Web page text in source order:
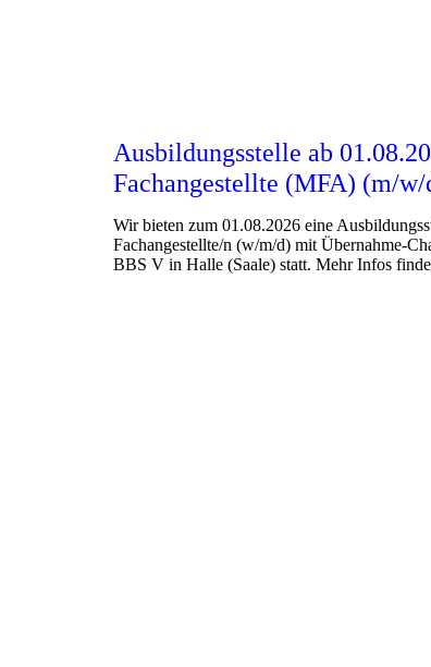
Ausbildungsstelle ab
Fachangestellte (MFA) (m/w/
Wir bieten zum 01.08.2026 eine
Fachangestellte/n (w/m/d) mit Übernahme-
BBS V in Halle (Saale) statt. Mehr Infos